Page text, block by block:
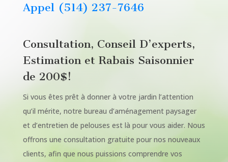
Appel (514) 237-7646
Consultation, Conseil D’experts,
Estimation et Rabais Saisonnier
de 200$!
Si vous êtes prêt à donner à votre jardin l’attention
qu’il mérite, notre bureau d’aménagement paysager
et d’entretien de pelouses est là pour vous aider. Nous
offrons une consultation gratuite pour nos nouveaux
clients, afin que nous puissions comprendre vos